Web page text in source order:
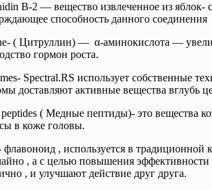
B-2 — вещество извлеченное из яблок-
способность данного
( Цитруллин) — α-аминокислота —
гормон роста.
Spectral.RS использует собственные
доставляют активные вещества вглубь
( Медные пептиды)- это вещества
в коже головы.
флавоноид , используется в
, а с целью повышения
, и улучшают действие друг друга.